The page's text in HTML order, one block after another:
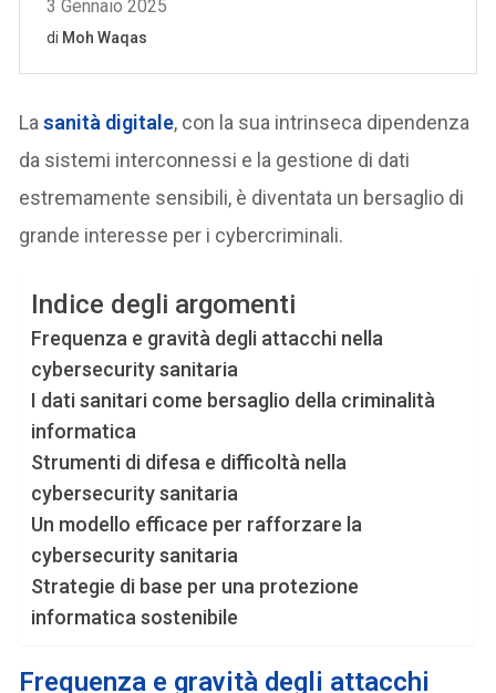
Lasanità digitale, con la sua intrinseca dipendenza
da sistemi interconnessi e la gestione di dati
estremamente sensibili, è diventata un bersaglio di
grande interesse per i cybercriminali.
Indice degli argomenti
Frequenza e gravità degli attacchi nella
cybersecurity sanitaria
I dati sanitari come bersaglio della criminalità
informatica
Strumenti di difesa e difficoltà nella
cybersecurity sanitaria
Un modello efficace per rafforzare la
cybersecurity sanitaria
Strategie di base per una protezione
informatica sostenibile
Frequenza e gravità degli attacchi